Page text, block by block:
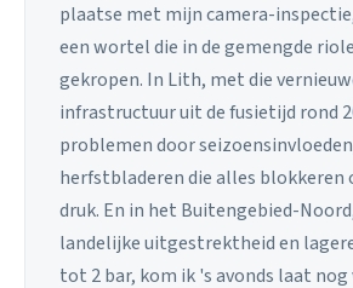
plaatse met mijn camera-
een wortel die in de gemengde
gekropen. In Lith, met die
infrastructuur uit de fusietijd rond
problemen door
herfstbladeren die alles blokkeren
druk. En in het Buitengebied-
landelijke uitgestrektheid en
tot 2 bar, kom ik 's avonds laat